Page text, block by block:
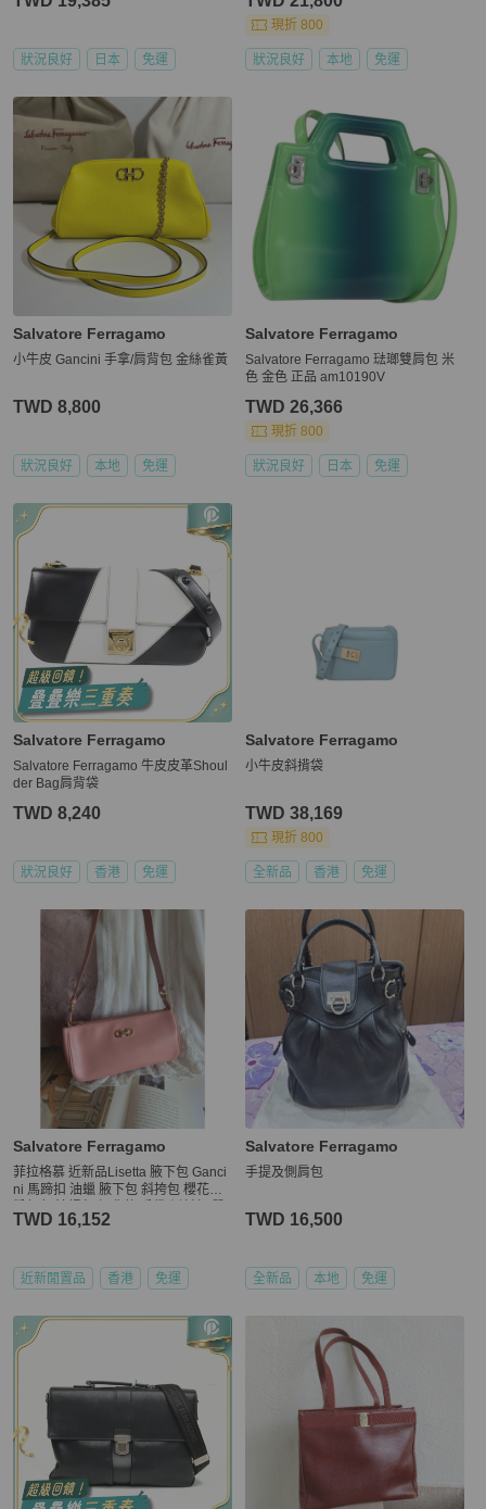
狀況良好 日本 免運
現折 800
狀況良好 本地 免運
Salvatore Ferragamo
小牛皮 Gancini 手拿/肩背包 金絲雀黃
TWD 8,800
狀況良好 本地 免運
Salvatore Ferragamo
Salvatore Ferragamo 琺瑯雙肩包 米
色 金色 正品 am10190V
TWD 26,366
現折 800
狀況良好 日本 免運
Salvatore Ferragamo
Salvatore Ferragamo 牛皮皮革Shoul
der Bag肩背袋
TWD 8,240
狀況良好 香港 免運
Salvatore Ferragamo
小牛皮斜揹袋
TWD 38,169
現折 800
全新品 香港 免運
Salvatore Ferragamo
菲拉格慕 近新品Lisetta 腋下包 Ganci
ni 馬蹄扣 油蠟 腋下包 斜挎包 櫻花粉
肩包 麻雀包 油蠟皮革腋下包 側背包
TWD 16,152
近新閒置品 香港 免運
Salvatore Ferragamo
手提及側肩包
TWD 16,500
全新品 本地 免運